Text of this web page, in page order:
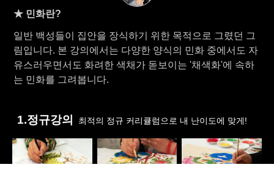
★ 민화란?
일반 백성들이 집안을 장식하기 위한 목적으로 그렸던 그
림입니다. 본 강의에서는 다양한 양식의 민화 중에서도 자
유스러우면서도 화려한 색채가 돋보이는 '채색화'에 속하
는 민화를 그려봅니다.
1.정규강의 최적의 정규 커리큘럼으로 내 난이도에 맞게!